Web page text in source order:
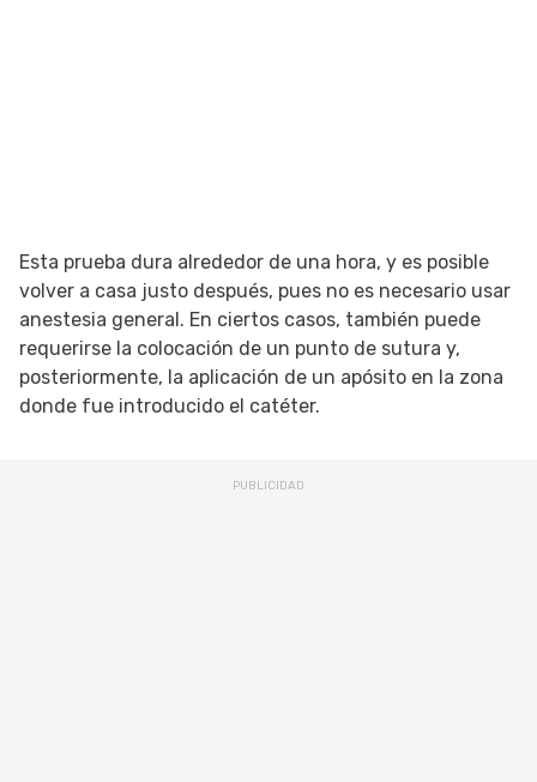
Esta prueba dura alrededor de una hora, y es posible
volver a casa justo después, pues no es necesario usar
anestesia general. En ciertos casos, también puede
requerirse la colocación de un punto de sutura y,
posteriormente, la aplicación de un apósito en la zona
donde fue introducido el catéter.